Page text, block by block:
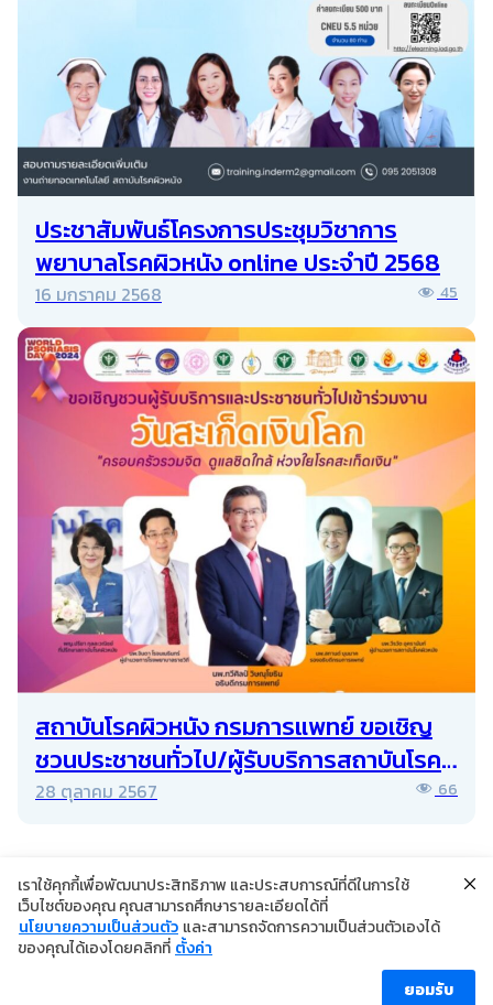
ประชาสัมพันธ์โครงการประชุมวิชาการ
พยาบาลโรคผิวหนัง online ประจำปี 2568
16 มกราคม 2568 45
สถาบันโรคผิวหนัง กรมการแพทย์ ขอเชิญ
ชวนประชาชนทั่วไป/ผู้รับบริการสถาบันโรค
ผิวหนังร่วมงานวันสะเก็ดเงินโลก ประจำปี
28 ตุลาคม 2567 66
©2024 Copyright Institute of Dermatology Thailand
นโยบายการคุ้มครองข้อมูลส่วนบุคคล
เราใช้คุกกี้เพื่อพัฒนาประสิทธิภาพ และประสบการณ์ที่ดีในการใช้
เว็บไซต์ของคุณ คุณสามารถศึกษารายละเอียดได้ที่
นโยบายความเป็นส่วนตัว และสามารถจัดการความเป็นส่วนตัวเองได้
ของคุณได้เองโดยคลิกที่ ตั้งค่า
ยอมรับ